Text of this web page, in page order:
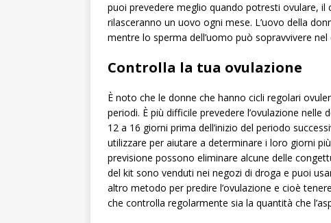
puoi prevedere meglio quando potresti ovulare,
rilasceranno un uovo ogni mese. L’uovo della
mentre lo sperma dell’uomo può sopravvivere
Controlla la tua ovulazione
È noto che le donne che hanno cicli regolari
periodi. È più difficile prevedere l’ovulazione
12 a 16 giorni prima dell’inizio del periodo
utilizzare per aiutare a determinare i loro giorni
previsione possono eliminare alcune delle
del kit sono venduti nei negozi di droga e puoi
altro metodo per predire l’ovulazione e cioè
che controlla regolarmente sia la quantità che